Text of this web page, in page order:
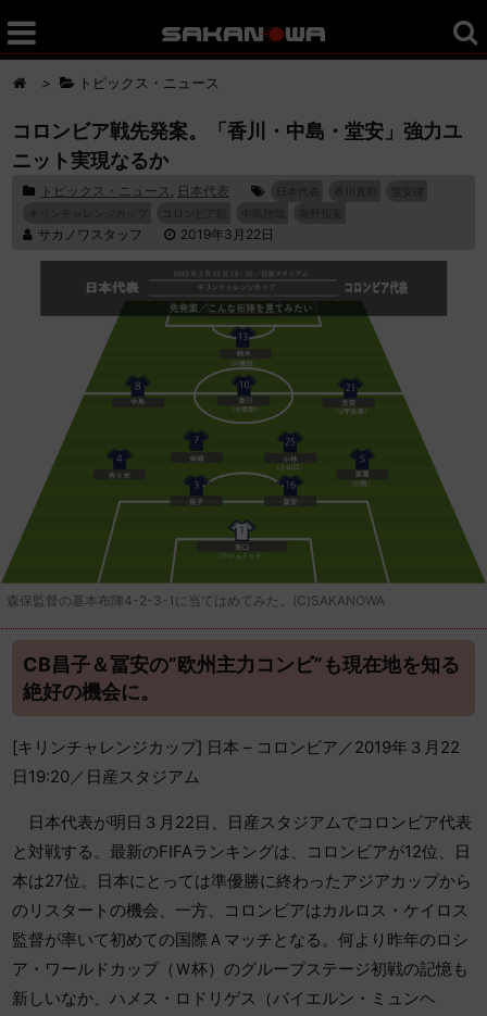
> トピックス・ニュース
コロンビア戦先発案。「香川・中島・堂安」強力ユ
ニット実現なるか
トピックス・ニュース , 日本代表
サカノワスタッフ 2019年3月22日
森保監督の基本布陣4-2-3-1に当てはめてみた。(C)SAKANOWA
CB昌子＆冨安の”欧州主力コンビ”も現在地を知る
絶好の機会に。
[キリンチャレンジカップ] 日本 – コロンビア／2019年３月22
日19:20／日産スタジアム
日本代表が明日３月22日、日産スタジアムでコロンビア代表
と対戦する。最新のFIFAランキングは、コロンビアが12位、日
本は27位。日本にとっては準優勝に終わったアジアカップから
のリスタートの機会、一方、コロンビアはカルロス・ケイロス
監督が率いて初めての国際Ａマッチとなる。何より昨年のロシ
ア・ワールドカップ（Ｗ杯）のグループステージ初戦の記憶も
新しいなか、ハメス・ロドリゲス（バイエルン・ミュンヘ